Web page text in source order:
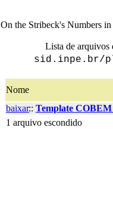
On the Stribeck's Numbers
Lista de arquivos
sid.inpe.br/
Nome
baixar:: Template
1 arquivo escondido